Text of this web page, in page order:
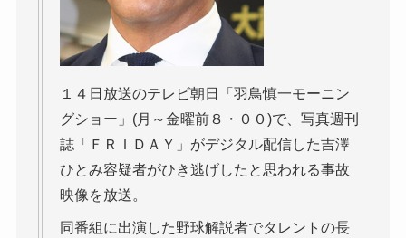
１４日放送のテレビ朝日「羽鳥慎一モーニン
グショー」(月～金曜前８・００)で、写真週刊
誌「ＦＲＩＤＡＹ」がデジタル配信した吉澤
ひとみ容疑者がひき逃げしたと思われる事故
映像を放送。
同番組に出演した野球解説者でタレントの長